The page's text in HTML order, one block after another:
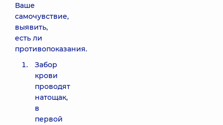
Ваше
самочувствие,
выявить,
есть ли
противопоказания.
Забор
крови
проводят
натощак,
в
первой